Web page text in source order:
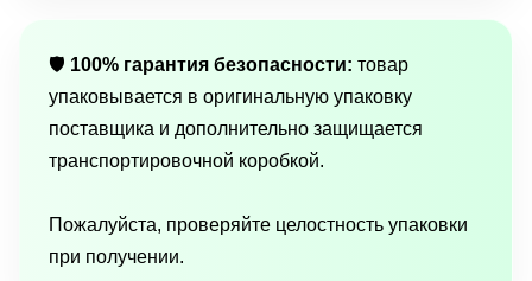
🛡 100% гарантия безопасности: товар
упаковывается в оригинальную упаковку
поставщика и дополнительно защищается
транспортировочной коробкой.
Пожалуйста, проверяйте целостность упаковки
при получении.